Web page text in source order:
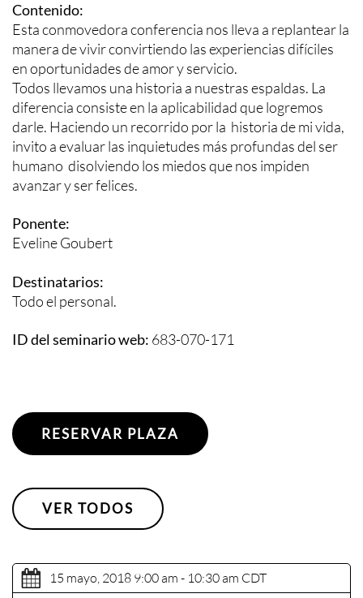
Contenido:
Esta conmovedora conferencia nos lleva a replantear la
manera de vivir convirtiendo las experiencias difíciles
en oportunidades de amor y servicio.
Todos llevamos una historia a nuestras espaldas. La
diferencia consiste en la aplicabilidad que logremos
darle. Haciendo un recorrido por la historia de mi vida,
invito a evaluar las inquietudes más profundas del ser
humano disolviendo los miedos que nos impiden
avanzar y ser felices.
Ponente:
Eveline Goubert
Destinatarios:
Todo el personal.
ID del seminario web: 683-070-171
RESERVAR PLAZA
VER TODOS
15 mayo, 2018 9:00 am - 10:30 am CDT